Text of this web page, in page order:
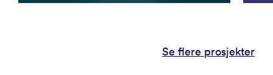
Se flere prosjekter